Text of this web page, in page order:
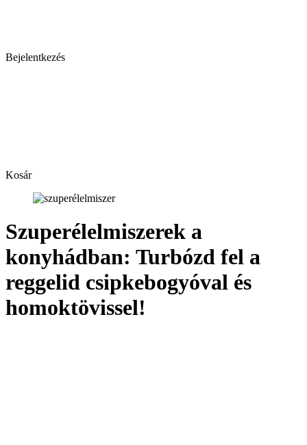
Bejelentkezés
Kosár
Szuperélelmiszerek a
konyhádban: Turbózd fel a
reggelid csipkebogyóval és
homoktövissel!